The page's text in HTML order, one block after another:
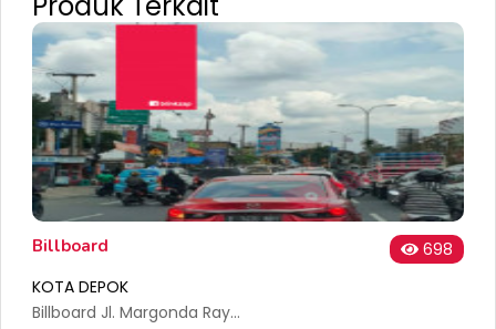
Billboard
698
KOTA DEPOK
Billboard Jl. Margonda Raya (samping mobil 88), arah Depok menuju Jakarta